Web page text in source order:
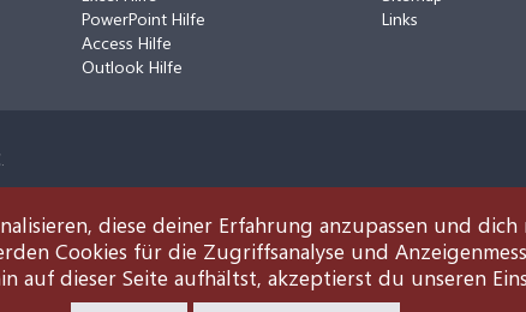
PowerPoint Hilfe
Access Hilfe
Outlook Hilfe
Links
diese deiner Erfahrung anzupassen und
Cookies für die Zugriffsanalyse und
auf dieser Seite aufhältst, akzeptierst du unseren